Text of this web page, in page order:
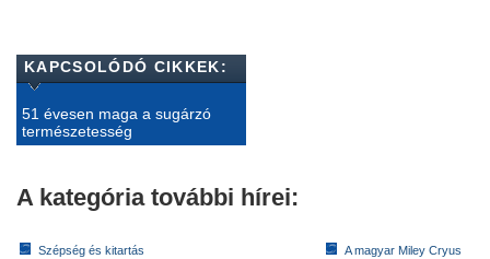
KAPCSOLÓDÓ CIKKEK:
51 évesen maga a sugárzó
természetesség
A kategória további hírei:
Szépség és kitartás
A magyar Miley Cryus